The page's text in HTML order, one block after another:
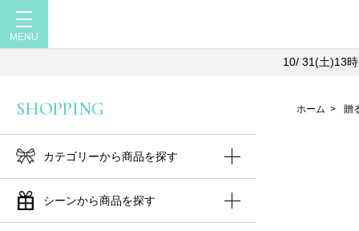
10/ 31(土)13
ホーム > 贈
SHOPPING
カテゴリーから商品を探す
シーンから商品を探す